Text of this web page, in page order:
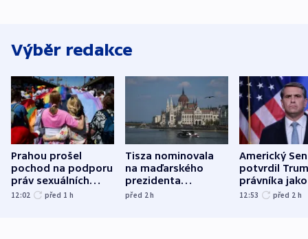
Výběr redakce
Prahou prošel
pochod na podporu
práv sexuálních
menšin
12:02 před 1 h
Tisza nominovala
na maďarského
prezidenta
bývalého šéfa
před 2h
Americký
potvrdil
právníka jako
ministra
12:53 před 2 h